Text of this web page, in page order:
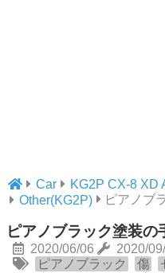
Car KG2P CX-8 XD
Other(KG2P)
ピアノブ
ピアノブラック塗装の
2020/06/06
2020/
ピアノブラック
傷